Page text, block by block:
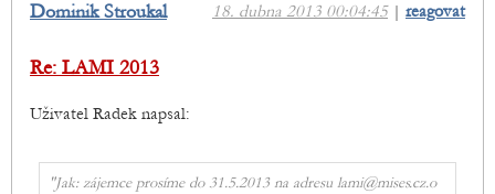
18. dubna 2013 00:04:45| reagovat
Dominik Stroukal
Re: LAMI 2013
Uživatel Radek napsal:
"Jak: zájemce prosíme do 31.5.2013 na adresu lami@mises.cz.o